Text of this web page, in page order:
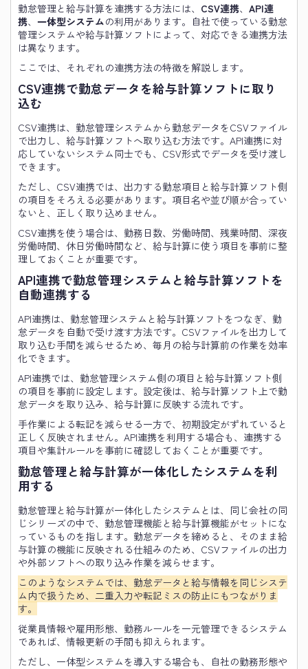
勤怠管理と給与計算を連携する方法には、 CSV連携、 API連
携、 一体型システムの利用があります。自社で使っている勤怠
管理システムや給与計算ソフトによって、対応できる連携方法
は異なります。
ここでは、それぞれの連携方法の特徴を解説します。
CSV連携で勤怠データを給与計算ソフトに取り
込む
CSV連携は、勤怠管理システムから勤怠データをCSVファイル
で出力し、給与計算ソフトへ取り込む方法です。API連携に対
応していないシステム同士でも、CSV形式でデータを受け渡し
できます。
ただし、CSV連携では、出力する勤怠項目と給与計算ソフト側
の項目をそろえる必要があります。項目名や並び順が合ってい
ないと、正しく取り込めません。
CSV連携を使う場合は、勤務日数、労働時間、残業時間、深夜
労働時間、休日労働時間など、給与計算に使う項目を事前に整
理しておくことが重要です。
API連携で勤怠管理システムと給与計算ソフトを
自動連携する
API連携は、勤怠管理システムと給与計算ソフトをつなぎ、勤
怠データを自動で受け渡す方法です。CSVファイルを出力して
取り込む手間を減らせるため、毎月の給与計算前の作業を効率
化できます。
API連携では、勤怠管理システム側の項目と給与計算ソフト側
の項目を事前に設定します。設定後は、給与計算ソフト上で勤
怠データを取り込み、給与計算に反映する流れです。
手作業による転記を減らせる一方で、初期設定がずれていると
正しく反映されません。API連携を利用する場合も、連携する
項目や集計ルールを事前に確認しておくことが重要です。
勤怠管理と給与計算が一体化したシステムを利
用する
勤怠管理と給与計算が一体化したシステムとは、同じ会社の同
じシリーズの中で、勤怠管理機能と給与計算機能がセットにな
っているものを指します。勤怠データを締めると、そのまま給
与計算の機能に反映される仕組みのため、CSVファイルの出力
や外部ソフトへの取り込み作業を減らせます。
このようなシステムでは、勤怠データと給与情報を同じシステ
ム内で扱うため、二重入力や転記ミスの防止にもつながりま
す。
従業員情報や雇用形態、勤務ルールを一元管理できるシステム
であれば、情報更新の手間も抑えられます。
ただし、一体型システムを導入する場合も、自社の勤務形態や